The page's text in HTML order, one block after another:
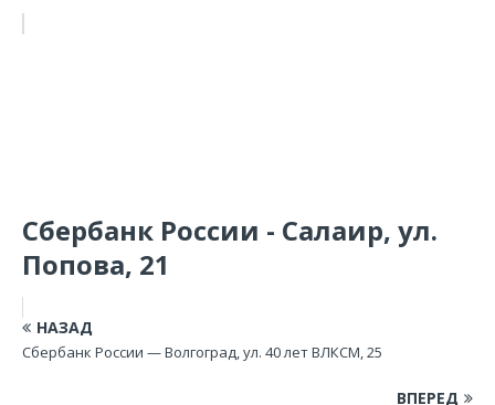
Сбербанк России - Салаир, ул.
Попова, 21
НАЗАД
Сбербанк России — Волгоград, ул. 40 лет ВЛКСМ, 25
ВПЕРЕД